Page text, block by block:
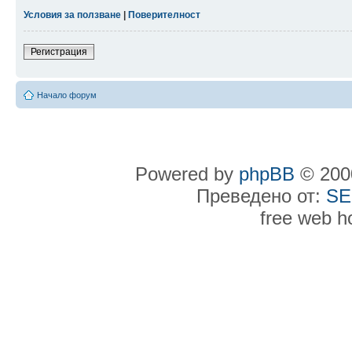
Условия за ползване
Поверителност
Регистрация
Начало форум
Powered by phpBB ©
Преведено от:
free web